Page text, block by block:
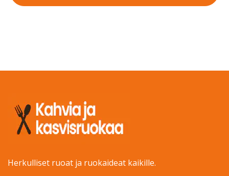
Herkulliset ruoat ja ruokaideat kaikille.